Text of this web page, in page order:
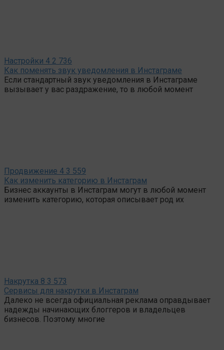
Настройки 4 2 736
Как поменять звук уведомления в Инстаграме
Если стандартный звук уведомления в Инстаграме
вызывает у вас раздражение, то в любой момент
Продвижение 4 3 559
Как изменить категорию в Инстаграм
Бизнес аккаунты в Инстаграм могут в любой момент
изменить категорию, которая описывает род их
Накрутка 8 3 573
Сервисы для накрутки в Инстаграм
Далеко не всегда официальная реклама оправдывает
надежды начинающих блоггеров и владельцев
бизнесов. Поэтому многие